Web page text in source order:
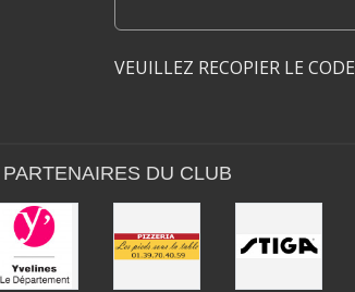
VEUILLEZ RECOPIER LE CODE
DU CLUB